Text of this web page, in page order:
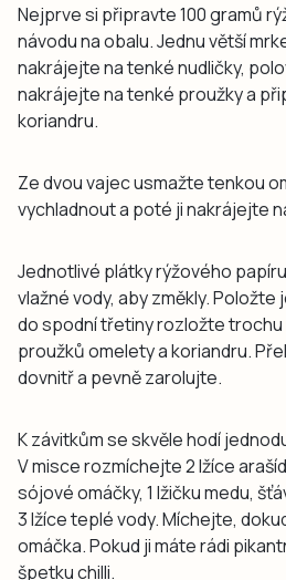
Nejprve si připravte 100 gramů
návodu na obalu. Jednu větší
nakrájejte na tenké nudličky,
nakrájejte na tenké proužky a
koriandru.
Ze dvou vajec usmažte tenkou
vychladnout a poté ji nakrájejte
Jednotlivé plátky rýžového
vlažné vody, aby změkly. Položte
do spodní třetiny rozložte trochu
proužků omelety a koriandru.
dovnitř a pevně zarolujte.
K závitkům se skvěle hodí
V misce rozmíchejte 2 lžíce
sójové omáčky, 1 lžičku medu,
3 lžíce teplé vody. Míchejte,
omáčka. Pokud ji máte rádi
špetku chilli.